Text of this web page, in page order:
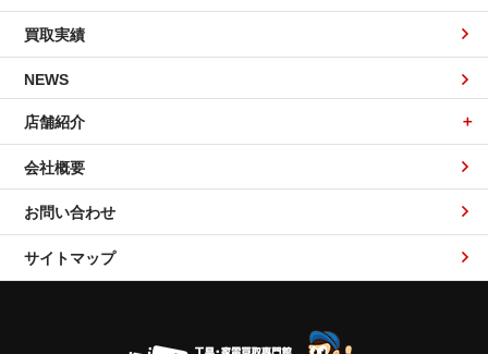
買取実績
NEWS
店舗紹介
会社概要
お問い合わせ
サイトマップ